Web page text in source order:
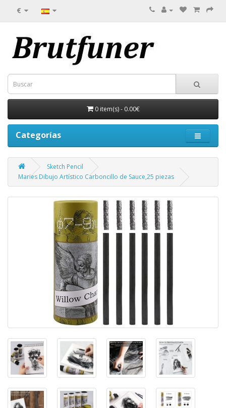
€
0 item(s) - 0.00€
Categorías
Sketch Pencil
Maries Dibujo Artístico Carboncillo de Sauce,25 piezas